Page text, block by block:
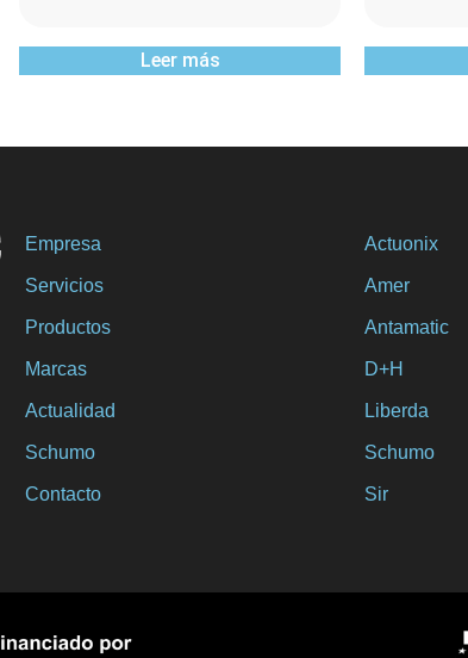
Leer más
Empresa
Servicios
Productos
Marcas
Actualidad
Schumo
Contacto
Actuonix
Amer
Antamatic
D+H
Liberda
Schumo
Sir